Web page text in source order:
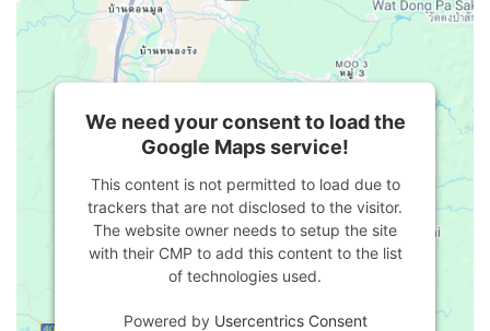
We need your consent to load the
Google Maps service!
This content is not permitted to load due to
trackers that are not disclosed to the visitor.
The website owner needs to setup the site
with their CMP to add this content to the list
of technologies used.
Powered by Usercentrics Consent